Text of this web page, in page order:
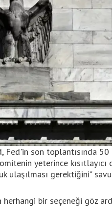
Fed'in son toplantısında 50
yeterince kısıtlayıcı
ulaşılması gerektiğini"
bir seçeneği göz